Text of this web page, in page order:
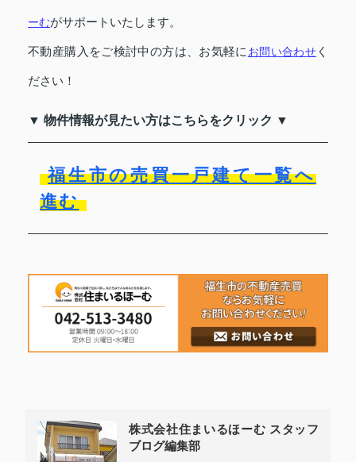
ーむがサポートいたします。
不動産購入をご検討中の方は、お気軽に お問い合わせ く
ださい！
▼ 物件情報が見たい方はこちらをクリック ▼
福生市の売買一戸建て一覧へ
進む
株式会社住まいるほーむ スタッフ
ブログ編集部